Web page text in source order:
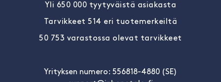
Yli 650 000 tyytyväistä asiakasta
Tarvikkeet 514 eri tuotemerkeiltä
50 753 varastossa olevat tarvikkeet
Yrityksen numero: 556818-4880 (SE)